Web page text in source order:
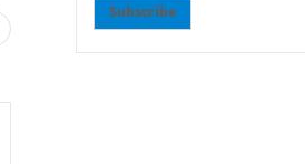
Subscribe